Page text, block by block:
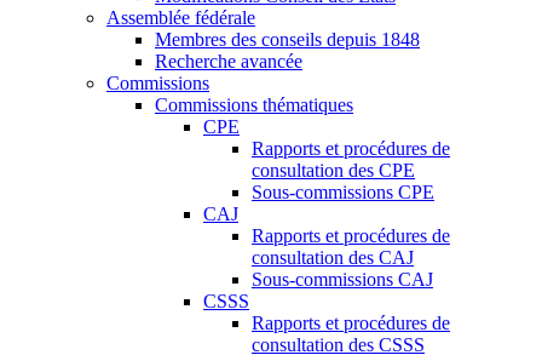
Assemblée fédérale
Membres des conseils depuis 1848
Recherche avancée
Commissions
Commissions thématiques
CPE
Rapports et procédures de
consultation des CPE
Sous-commissions CPE
CAJ
Rapports et procédures de
consultation des CAJ
Sous-commissions CAJ
CSSS
Rapports et procédures de
consultation des CSSS